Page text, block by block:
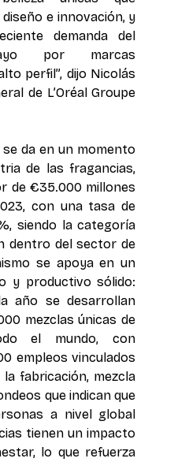
e innovación, y
demanda del
por marcas
perfil”, dijo Nicolás
de L’Oréal Groupe
se da en un momento
de las fragancias,
de €35.000 millones
con una tasa de
siendo la categoría
dentro del sector de
se apoya en un
y productivo sólido:
año se desarrollan
mezclas únicas de
el mundo, con
empleos vinculados
fabricación, mezcla
que indican que
a nivel global
tienen un impacto
lo que refuerza